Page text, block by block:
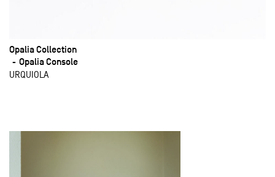
Opalia Collection
Opalia Console
URQUIOLA